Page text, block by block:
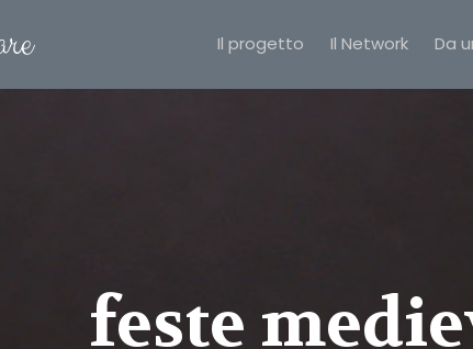
Il progetto Il Network Da
feste